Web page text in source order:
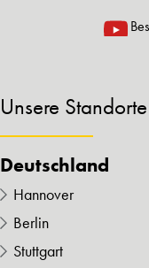
Unsere Standorte
Deutschland
Hannover
Berlin
Stuttgart